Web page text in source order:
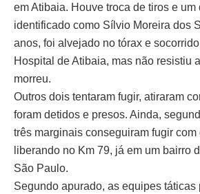
em Atibaia. Houve troca de tiros e um
identificado como Sílvio Moreira dos
anos, foi alvejado no tórax e
Hospital de Atibaia, mas não resistiu
morreu.
Outros dois tentaram fugir, atiraram
foram detidos e presos. Ainda,
três marginais conseguiram fugir com
liberando no Km 79, já em um bairro
São Paulo.
Segundo apurado, as equipes táticas